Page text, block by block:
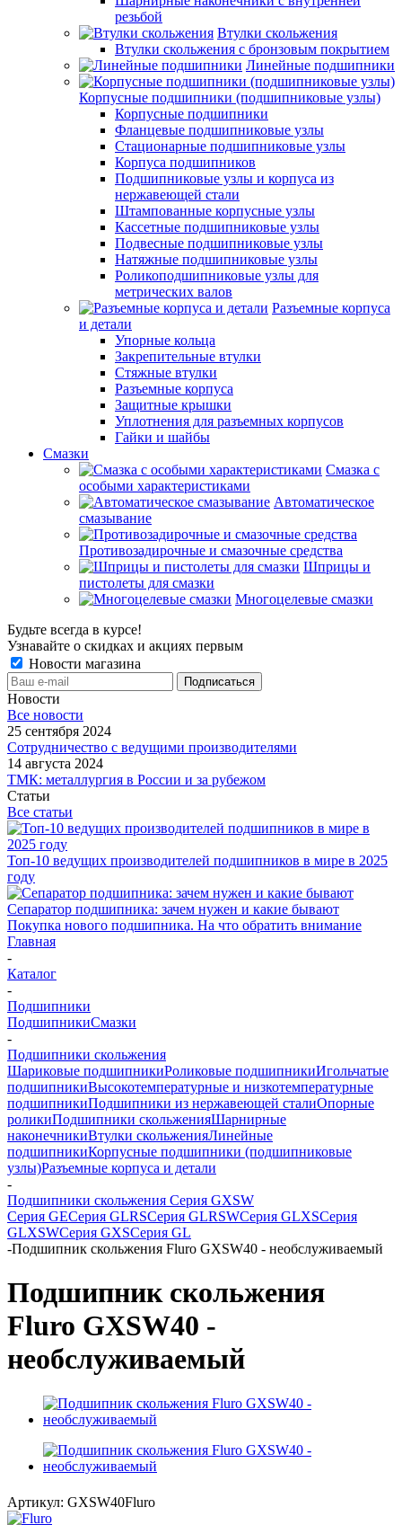
резьбой
Втулки скольжения
Втулки скольжения с бронзовым покрытием
Линейные подшипники
Корпусные подшипники (подшипниковые узлы)
Корпусные подшипники
Фланцевые подшипниковые узлы
Стационарные подшипниковые узлы
Корпуса подшипников
Подшипниковые узлы и корпуса из
нержавеющей стали
Штампованные корпусные узлы
Кассетные подшипниковые узлы
Подвесные подшипниковые узлы
Натяжные подшипниковые узлы
Роликоподшипниковые узлы для
метрических валов
Разъемные корпуса
и детали
Упорные кольца
Закрепительные втулки
Стяжные втулки
Разъемные корпуса
Защитные крышки
Уплотнения для разъемных корпусов
Гайки и шайбы
Смазки
Смазка с
особыми характеристиками
Автоматическое
смазывание
Противозадирочные и смазочные средства
Шприцы и
пистолеты для смазки
Многоцелевые смазки
Будьте всегда в курсе!
Узнавайте о скидках и акциях первым
Новости магазина
Новости
Все новости
25 сентября 2024
Сотрудничество с ведущими производителями
14 августа 2024
ТМК: металлургия в России и за рубежом
Статьи
Все статьи
Топ-10 ведущих производителей подшипников в мире в 2025
году
Сепаратор подшипника: зачем нужен и какие бывают
Покупка нового подшипника. На что обратить внимание
Главная
-
Каталог
-
Подшипники
ПодшипникиСмазки
-
Подшипники скольжения
Шариковые подшипникиРоликовые подшипникиИгольчатые
подшипникиВысокотемпературные и низкотемпературные
подшипникиПодшипники из нержавеющей сталиОпорные
роликиПодшипники скольженияШарнирные
наконечникиВтулки скольженияЛинейные
подшипникиКорпусные подшипники (подшипниковые
узлы)Разъемные корпуса и детали
-
Подшипники скольжения Серия GXSW
Серия GEСерия GLRSСерия GLRSWСерия GLXSСерия
GLXSWСерия GXSСерия GL
-Подшипник скольжения Fluro GXSW40 - необслуживаемый
Подшипник скольжения
Fluro GXSW40 -
необслуживаемый
Артикул: GXSW40Fluro